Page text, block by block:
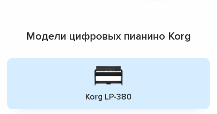
Модели цифровых пианино Korg
Korg LP-380